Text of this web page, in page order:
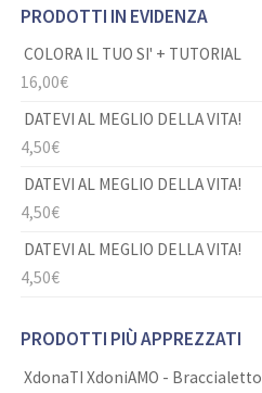
PRODOTTI IN EVIDENZA
COLORA IL TUO SI' + TUTORIAL
16,00€
DATEVI AL MEGLIO DELLA VITA!
4,50€
DATEVI AL MEGLIO DELLA VITA!
4,50€
DATEVI AL MEGLIO DELLA VITA!
4,50€
PRODOTTI PIÙ APPREZZATI
XdonaTI XdoniAMO - Braccialetto